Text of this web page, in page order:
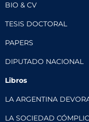
BIO & CV
TESIS DOCTORAL
PAPERS
DIPUTADO NACIONAL
Libros
LA ARGENTINA
LA SOCIEDAD